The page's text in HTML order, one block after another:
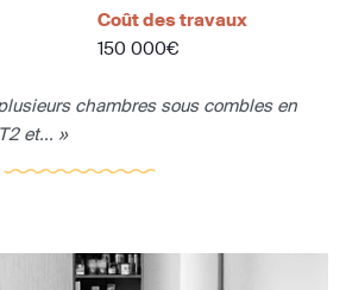
Coût des travaux
150 000€
chambres sous combles en
et... »